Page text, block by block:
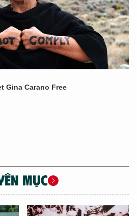
MỤC
kỳ điều gì bạn cần biết về
nhé. Tôi sẵn sàng hỗ trợ!